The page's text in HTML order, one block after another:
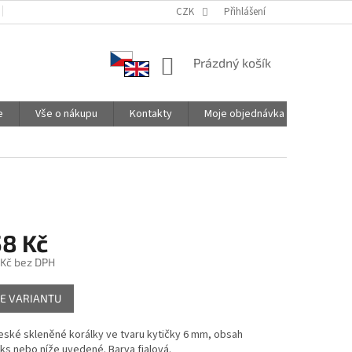
PODMÍNKY OCHRANY OSOBNÍCH ÚDAJŮ SPOLUPRACUJEME
CZK Přihlášení
NÁKUPNÍ
Prázdný košík
Vše o nákupu Kontakty Moje objednávka
Kč
bez DPH
VARIANTU
skleněné korálky ve tvaru kytičky 6 mm, obsah